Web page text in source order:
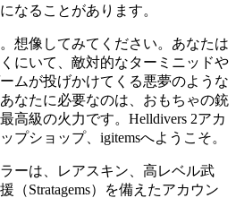
なることがあります。
想像してみてください。あなたは
にいて、敵対的なターミニッドや
ムが投げかけてくる悪夢のような
なたに必要なのは、おもちゃの銃
高級の火力です。Helldivers 2アカ
プショップ、igitemsへようこそ。
ーは、レアスキン、高レベル武
（Stratagems）を備えたアカウン